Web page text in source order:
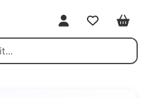
Mon compte
Favoris